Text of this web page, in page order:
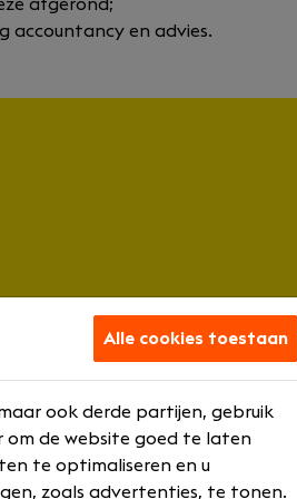
afgerond;
accountancy en advies.
Alle cookies toestaan
ook derde partijen, gebruik
om de website goed te laten
te optimaliseren en u
zoals advertenties, te tonen.